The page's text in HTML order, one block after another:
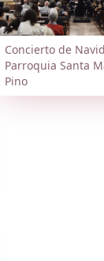
Concierto de
Parroquia Santa
Pino